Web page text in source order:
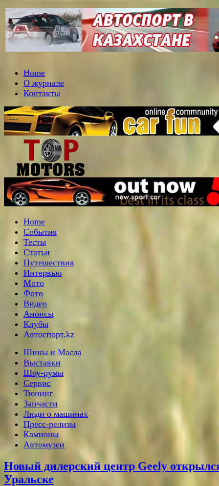
Home
О журнале
Контакты
Home
События
Тесты
Статьи
Путешествия
Интервью
Мото
Фото
Видео
Анонсы
Клубы
Автоспорт.kz
Шины и Масла
Выставки
Шоу-румы
Сервис
Тюнинг
Запчасти
Люди о машинах
Пресс-релизы
Камионы
Автомузеи
Новый дилерский центр Geely
Уральске